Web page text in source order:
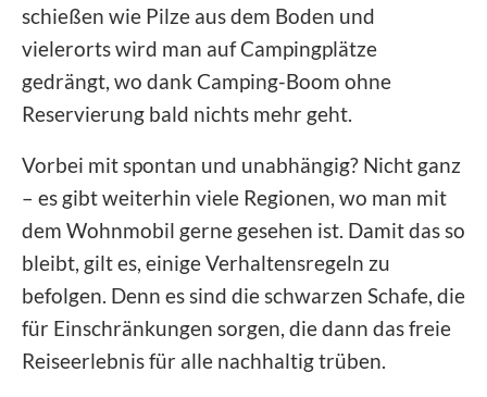
schießen wie Pilze aus dem Boden und
vielerorts wird man auf Campingplätze
gedrängt, wo dank Camping-Boom ohne
Reservierung bald nichts mehr geht.
Vorbei mit spontan und unabhängig? Nicht ganz
– es gibt weiterhin viele Regionen, wo man mit
dem Wohnmobil gerne gesehen ist. Damit das so
bleibt, gilt es, einige Verhaltensregeln zu
befolgen. Denn es sind die schwarzen Schafe, die
für Einschränkungen sorgen, die dann das freie
Reiseerlebnis für alle nachhaltig trüben.